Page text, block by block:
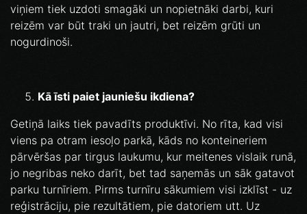
viņiem tiek uzdoti smagāki un nopietnāki darbi, kuri
reizēm var būt traki un jautri, bet reizēm grūti un
nogurdinoši.
Kā īsti paiet jauniešu ikdiena?
Getiņā laiks tiek pavadīts produktīvi. No rīta, kad visi
viens pa otram iesoļo parkā, kāds no konteineriem
pārvēršas par tirgus laukumu, kur meitenes vislaik runā,
jo negribas neko darīt, bet tad saņemās un sāk gatavot
parku turnīriem. Pirms turnīru sākumiem visi izklīst - uz
reģistrāciju, pie rezultātiem, pie datoriem utt. Uz